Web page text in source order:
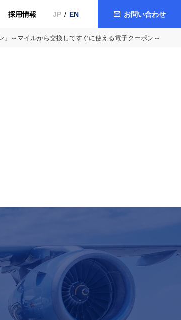
採用情報 JP EN お問い合わせ
～マイルから交換してすぐに使える電子クーポン～